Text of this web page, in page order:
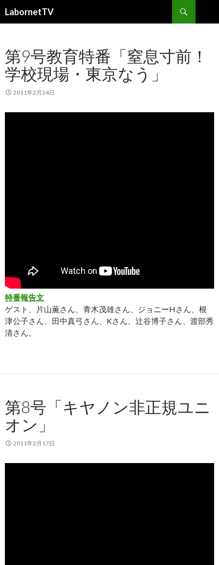
LabornetTV
索
ン
ツ
へ
移
動
第9号教育特番「窒息寸前！
学校現場・東京なう」
2011年2月24日
特番報告文
ゲスト、片山薫さん、青木茂雄さん、ジョニーHさん、根
津公子さん、田中真弓さん、Kさん、辻谷博子さん、渡部秀
清さん。
第8号「キヤノン非正規ユニ
オン」
2011年2月17日